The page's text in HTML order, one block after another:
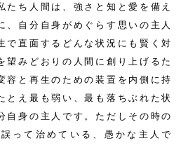
たち人間は、強さと知と愛を備え
、自分自身がめぐらす思いの主人
で直面するどんな状況にも賢く対
望みどおりの人間に創り上げるた
容と再生のための装置を内側に持
とえ最も弱い、最も落ちぶれた状
自身の主人です。ただしその時の
って治めている、愚かな主人で